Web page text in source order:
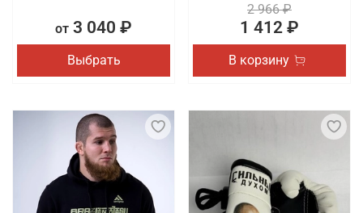
от 3 040 ₽
Выбрать
2 966 ₽
1 412 ₽
В корзину